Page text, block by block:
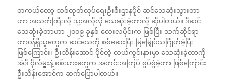
တကယ်တော့ သစ်ထုတ်လုပ်ရေးဦးစီးဌာနပိုင် ဆင်သေဆုံးသွားတာ
ဟာ အသက်ကြီးလို့ သူ့အလိုလို သေဆုံးခဲ့တာလို့ ဆိုပါတယ်။ ဒီဆင်
သေဆုံးခဲ့တာဟာ ၂၀၀၉ ခုနှစ် လေးလပိုင်းက ဖြစ်ပြီး သက်ဆိုင်ရာ
တာဝန်ရှိသူတွေက ဆင်သေကို စစ်ဆေးပြီး မြမြှေုပ်သဂြိုဟ်ခဲ့ပြီး
ဖြစ်ကြောင်း၊ ဦးသိန်းအောင် ပိုင်တဲ့ လယ်ကွင်းနားမှာ သေဆုံးခဲ့တာကို
အဲဒီ ဗိုလ်မှူးနဲ့ စစ်သားတွေက အတင်းအကြပ် စွပ်စွဲခဲ့တာ ဖြစ်ကြောင်း
ဦးသိန်းအောင်က ဆက်ပြောပါတယ်။